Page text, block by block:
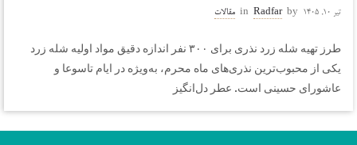
تیر ۱۰, ۱۴۰۵ by
Radfar
in مقالات
طرز تهیه شله زرد نذری برای ۳۰۰ نفر اندازه دقیق مواد اولیه شله زرد
یکی از محبوب‌ترین نذری‌های ماه محرم، به‌ویژه در ایام تاسوعا و
عاشورای حسینی است. عطر دل‌انگیز